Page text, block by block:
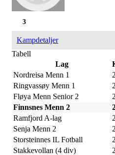
3
Kampdetaljer
Tabell
Lag
Nordreisa Menn 1
Ringvassøy Menn 1
Fløya Menn Senior 2
Finnsnes Menn 2
Ramfjord A-lag
Senja Menn 2
Storsteinnes IL Fotball
Stakkevollan (4 div)